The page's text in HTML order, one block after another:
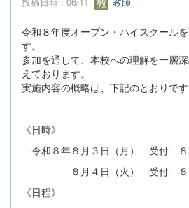
令和８年度オープン・ハイスクール
す。
参加を通して、本校への理解を一層
えております。
実施内容の概略は、下記のとおりです
《日時》
令和８年８月３日（月） 受付 ８
８月４日（火） 受付 ８：
《日程》